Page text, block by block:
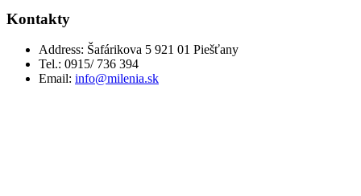
Kontakty
Address: Šafárikova 5 921 01 Piešťany
Tel.: 0915/ 736 394
Email: info@milenia.sk